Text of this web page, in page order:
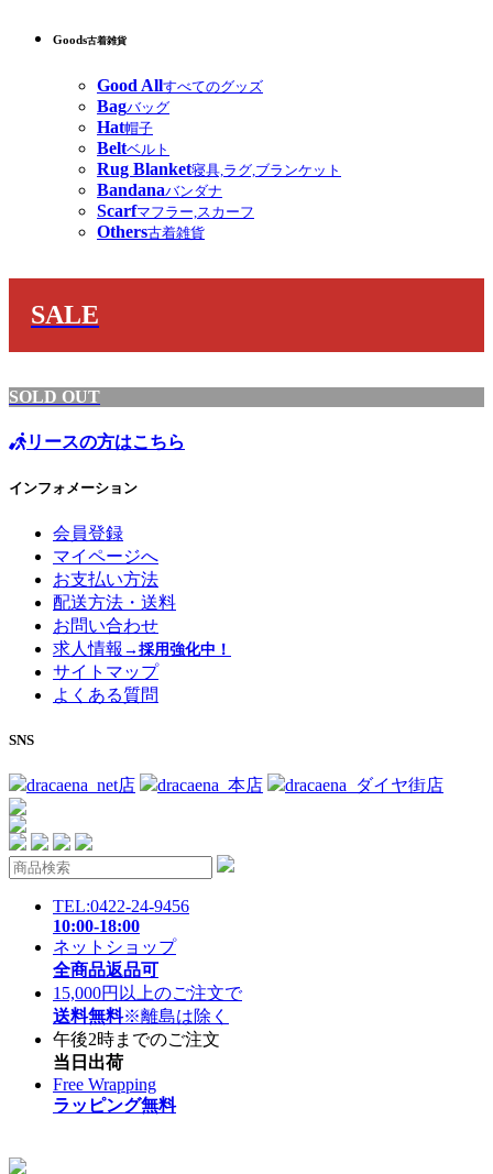
Goods古着雑貨
Good Allすべてのグッズ
Bagバッグ
Hat帽子
Beltベルト
Rug Blanket寝具,ラグ,ブランケット
Bandanaバンダナ
Scarfマフラー,スカーフ
Others古着雑貨
SALE
SOLD OUT
リースの方はこちら
インフォメーション
会員登録
マイページへ
お支払い方法
配送方法・送料
お問い合わせ
求人情報 →採用強化中！
サイトマップ
よくある質問
SNS
dracaena_net店 dracaena_本店 dracaena_ダイヤ街店
TEL:0422-24-9456
10:00-18:00
ネットショップ
全商品返品可
15,000円以上のご注文で
送料無料※離島は除く
午後2時までのご注文
当日出荷
Free Wrapping
ラッピング無料